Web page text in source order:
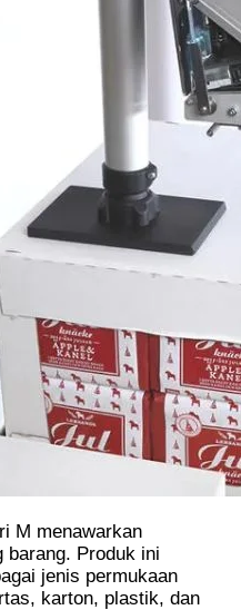
M menawarkan
barang. Produk ini
jenis permukaan
karton, plastik, dan